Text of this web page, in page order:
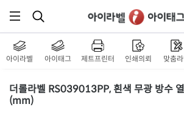
아이라벨 아이태그 제트프린터 인쇄의뢰 맞춤
더롤라벨 RS039013PP, 흰색 무광 방수
(mm)